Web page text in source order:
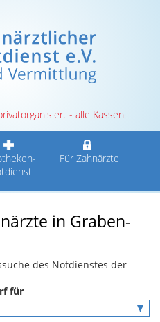
- alle Kassen
Für Zahnärzte
in Graben-
des Notdienstes der
für